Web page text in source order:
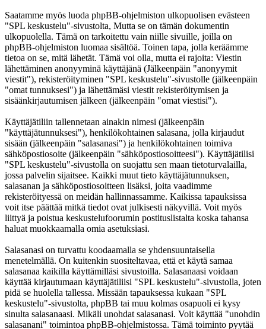
Saatamme myös luoda phpBB-ohjelmiston ulkopuolisen evästeen
"SPL keskustelu"-sivustolta, Mutta se on tämän dokumentin
ulkopuolella. Tämä on tarkoitettu vain niille sivuille, joilla on
phpBB-ohjelmiston luomaa sisältöä. Toinen tapa, jolla keräämme
tietoa on se, mitä lähetät. Tämä voi olla, mutta ei rajoita: Viestin
lähettäminen anonyyminä käyttäjänä (Jälkeenpäin "anonyymit
viestit"), rekisteröityminen "SPL keskustelu"-sivustolle (jälkeenpäin
"omat tunnuksesi") ja lähettämäsi viestit rekisteröitymisen ja
sisäänkirjautumisen jälkeen (jälkeenpäin "omat viestisi").
Käyttäjätiliin tallennetaan ainakin nimesi (jälkeenpäin
"käyttäjätunnuksesi"), henkilökohtainen salasana, jolla kirjaudut
sisään (jälkeenpäin "salasanasi") ja henkilökohtainen toimiva
sähköpostiosoite (jälkeenpäin "sähköpostiosoitteesi"). Käyttäjätilisi
"SPL keskustelu"-sivustolla on suojattu sen maan tietoturvalailla,
jossa palvelin sijaitsee. Kaikki muut tieto käyttäjätunnuksen,
salasanan ja sähköpostiosoitteen lisäksi, joita vaadimme
rekisteröityessä on meidän hallinnassamme. Kaikissa tapauksissa
voit itse päättää mitkä tiedot ovat julkisesti näkyvillä. Voit myös
liittyä ja poistua keskustelufoorumin postituslistalta koska tahansa
haluat muokkaamalla omia asetuksiasi.
Salasanasi on turvattu koodaamalla se yhdensuuntaisella
menetelmällä. On kuitenkin suositeltavaa, että et käytä samaa
salasanaa kaikilla käyttämilläsi sivustoilla. Salasanaasi voidaan
käyttää kirjautumaan käyttäjätiliisi "SPL keskustelu"-sivustolla, joten
pidä se huolella tallessa. Missään tapauksessa kukaan "SPL
keskustelu"-sivustolta, phpBB tai muu kolmas osapuoli ei kysy
sinulta salasanaasi. Mikäli unohdat salasanasi. Voit käyttää "unohdin
salasanani" toimintoa phpBB-ohjelmistossa. Tämä toiminto pyytää